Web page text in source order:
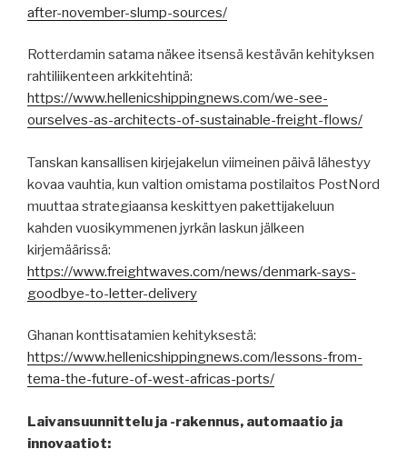
after-november-slump-sources/
Rotterdamin satama näkee itsensä kestävän kehityksen
rahtiliikenteen arkkitehtinä:
https://www.hellenicshippingnews.com/we-see-
ourselves-as-architects-of-sustainable-freight-flows/
Tanskan kansallisen kirjejakelun viimeinen päivä lähestyy
kovaa vauhtia, kun valtion omistama postilaitos PostNord
muuttaa strategiaansa keskittyen pakettijakeluun
kahden vuosikymmenen jyrkän laskun jälkeen
kirjemäärissä:
https://www.freightwaves.com/news/denmark-says-
goodbye-to-letter-delivery
Ghanan konttisatamien kehityksestä:
https://www.hellenicshippingnews.com/lessons-from-
tema-the-future-of-west-africas-ports/
Laivansuunnittelu ja -rakennus, automaatio ja
innovaatiot: